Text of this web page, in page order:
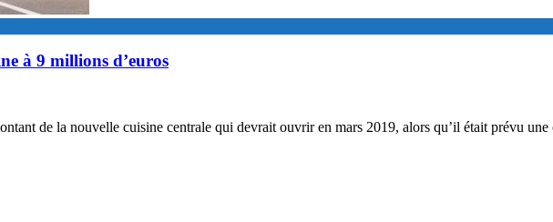
à 9 millions d’euros
de la nouvelle cuisine centrale qui devrait ouvrir en mars 2019, alors qu’il était prévu